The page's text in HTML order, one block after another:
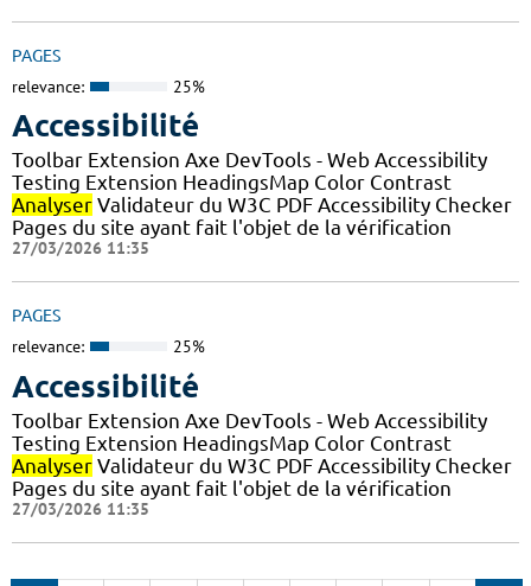
PAGES
relevance: 25%
Accessibilité
Toolbar Extension Axe DevTools - Web Accessibility
Testing Extension HeadingsMap Color Contrast
Analyser Validateur du W3C PDF Accessibility Checker
Pages du site ayant fait l'objet de la vérification
27/03/2026 11:35
PAGES
relevance: 25%
Accessibilité
Toolbar Extension Axe DevTools - Web Accessibility
Testing Extension HeadingsMap Color Contrast
Analyser Validateur du W3C PDF Accessibility Checker
Pages du site ayant fait l'objet de la vérification
27/03/2026 11:35